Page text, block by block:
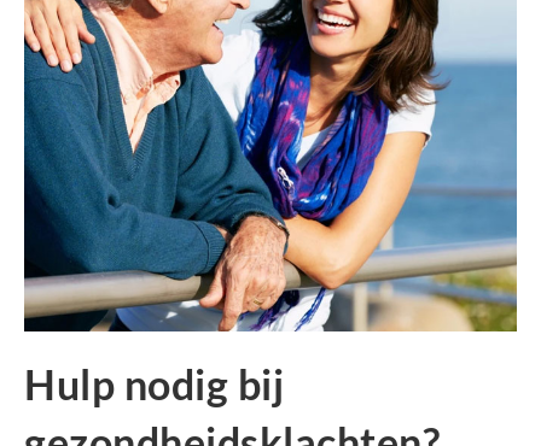
Hulp nodig bij